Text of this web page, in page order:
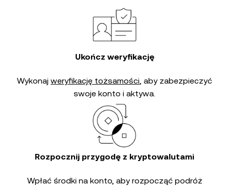
Ukończ weryfikację
Wykonaj weryfikację tożsamości, aby zabezpieczyć
swoje konto i aktywa.
Rozpocznij przygodę z kryptowalutami
Wpłać środki na konto, aby rozpocząć podróż